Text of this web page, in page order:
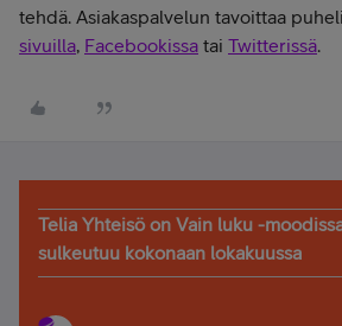
tehdä. Asiakaspalvelun tavoittaa
sivuilla, Facebookissa tai Twitterissä.
Telia Yhteisö on Vain luku -
sulkeutuu kokonaan lokakuussa